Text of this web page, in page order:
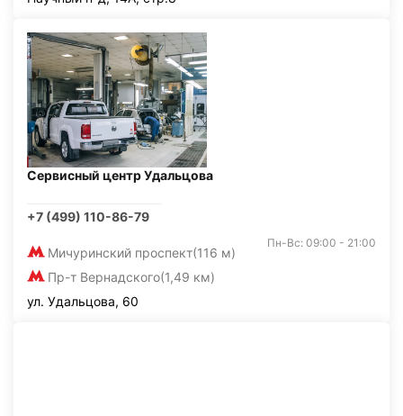
Сервисный центр Удальцова
+7 (499) 110-86-79
Мичуринский проспект(116 м)
Пр-т Вернадского(1,49 км)
Пн-Вс: 09:00 - 21:00
ул. Удальцова, 60